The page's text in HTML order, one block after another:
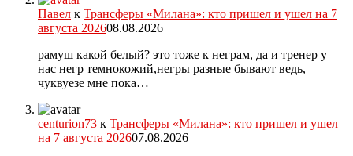
Павел к Трансферы «Милана»: кто пришел и ушел на 7
августа 202608.08.2026
рамуш какой белый? это тоже к неграм, да и тренер у
нас негр темнокожий,негры разные бывают ведь,
чуквуезе мне пока…
centurion73 к Трансферы «Милана»: кто пришел и ушел
на 7 августа 202607.08.2026